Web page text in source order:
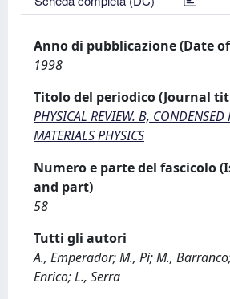
Anno di pubblicazione (Date
1998
Titolo del periodico (Journal
PHYSICAL REVIEW. B, CONDENSED
MATERIALS PHYSICS
Numero e parte del fascicolo
and part)
58
Tutti gli autori
A., Emperador; M., Pi; M.,
Enrico; L., Serra